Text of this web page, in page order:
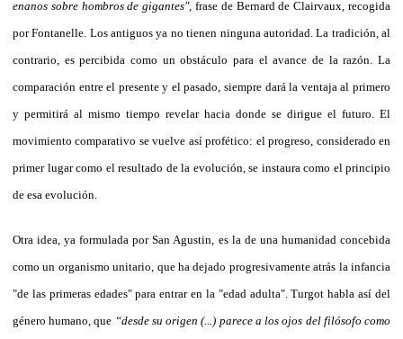
enanos sobre hombros de gigantes", frase de Bernard de Clairvaux, recogida
por Fontanelle. Los antiguos ya no tienen ninguna autoridad. La tradición, al
contrario, es percibida como un obstáculo para el avance de la razón. La
comparación entre el presente y el pasado, siempre dará la ventaja al primero
y permitirá al mismo tiempo revelar hacia donde se dirigue el futuro. El
movimiento comparativo se vuelve así profético: el progreso, considerado en
primer lugar como el resultado de la evolución, se instaura como el principio
de esa evolución.
Otra idea, ya formulada por San Agustin, es la de una humanidad concebida
como un organismo unitario, que ha dejado progresivamente atrás la infancia
"de las primeras edades" para entrar en la "edad adulta". Turgot habla así del
género humano, que “desde su origen (...) parece a los ojos del filósofo como